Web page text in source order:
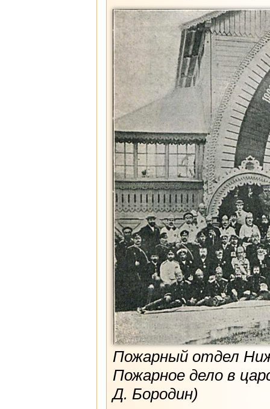
Пожарный отдел
Пожарное дело в
Д. Бородин)